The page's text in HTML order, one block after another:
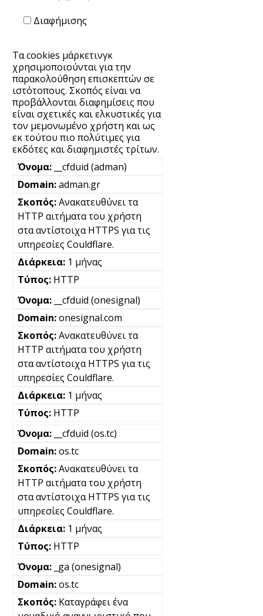
Διαφήμισης
Τα cookies μάρκετινγκ
χρησιμοποιούνται για την
παρακολούθηση επισκεπτών σε
ιστότοπους. Σκοπός είναι να
προβάλλονται διαφημίσεις που
είναι σχετικές και ελκυστικές για
τον μεμονωμένο χρήστη και ως
εκ τούτου πιο πολύτιμες για
εκδότες και διαφημιστές τρίτων.
__cfduid (adman)
adman.gr
Ανακατευθύνει τα
HTTP αιτήματα του χρήστη
στα αντίστοιχα HTTPS για τις
υπηρεσίες Couldflare.
1 μήνας
HTTP
__cfduid (onesignal)
onesignal.com
Ανακατευθύνει τα
HTTP αιτήματα του χρήστη
στα αντίστοιχα HTTPS για τις
υπηρεσίες Couldflare.
1 μήνας
HTTP
__cfduid (os.tc)
os.tc
Ανακατευθύνει τα
HTTP αιτήματα του χρήστη
στα αντίστοιχα HTTPS για τις
υπηρεσίες Couldflare.
1 μήνας
HTTP
_ga (onesignal)
os.tc
Καταγράφει ένα